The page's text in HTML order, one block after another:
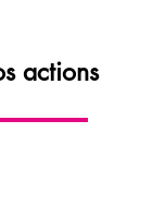
actions